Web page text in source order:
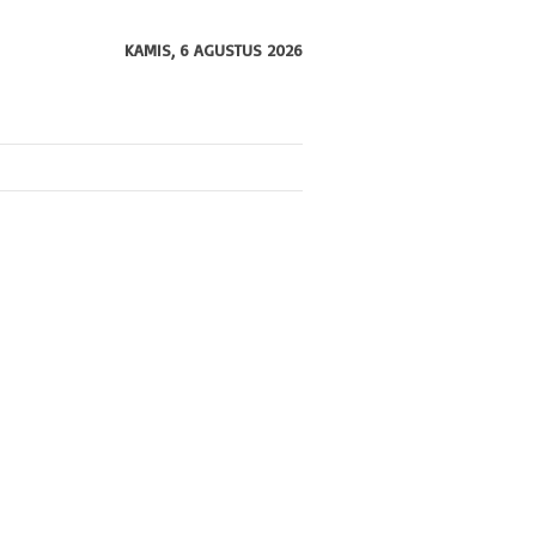
KAMIS, 6 AGUSTUS 2026